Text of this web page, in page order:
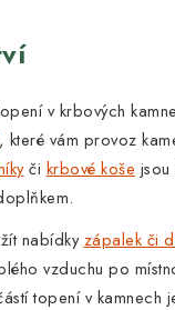
v krbových
které vám provoz
či krbové koše jsou
nabídkyzápalek či
vzduchu po
topení v kamnech